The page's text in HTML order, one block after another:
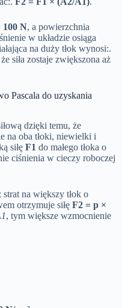
100 N, a powierzchnia
w układzie osiąga
na duży tłok wynosi:.
siła zostaje zwiększona aż
Pascala do uzyskania
dzięki temu, że
na oba tłoki, niewielki i
siłę F1 do małego tłoka o
ciśnienia w cieczy roboczej
strat na większy tłok o
otrzymuje siłę F2 = p ×
, tym większe wzmocnienie